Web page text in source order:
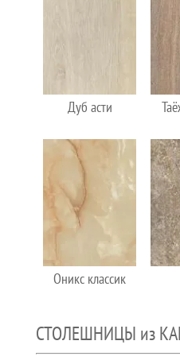
Дуб асти
Оникс классик
СТОЛЕШНИЦЫ из